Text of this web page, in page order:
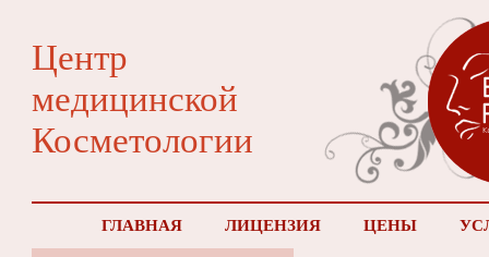
Центр
медицинской
Косметологии
ГЛАВНАЯ ЛИЦЕНЗИЯ ЦЕНЫ